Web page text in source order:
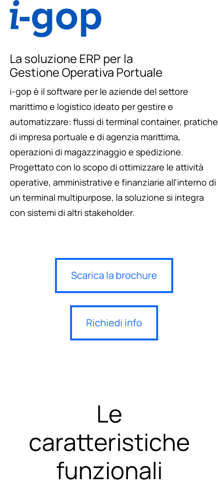
La soluzione ERP per la
Gestione Operativa Portuale
i-gop è il software per le aziende del settore
marittimo e logistico ideato per gestire e
automatizzare: flussi di terminal container, pratiche
di impresa portuale e di agenzia marittima,
operazioni di magazzinaggio e spedizione.
Progettato con lo scopo di ottimizzare le attività
operative, amministrative e finanziarie all’interno di
un terminal multipurpose, la soluzione si integra
con sistemi di altri stakeholder.
Scarica la brochure
Richiedi info
Le
caratteristiche
funzionali